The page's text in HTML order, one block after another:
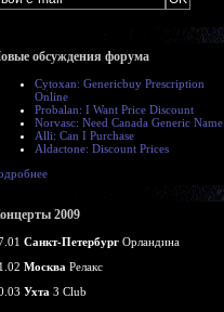
обсуждения форума
Cytoxan: Genericbuy Prescription
Online
Probalan: I Want Price Discount
Norvasc: Need Canada Generic Name
Alli: Can I Purchase
Aldactone: Discount Prices
2009
Санкт-Петербург Орландина
Москва Релакс
Ухта 3 Club